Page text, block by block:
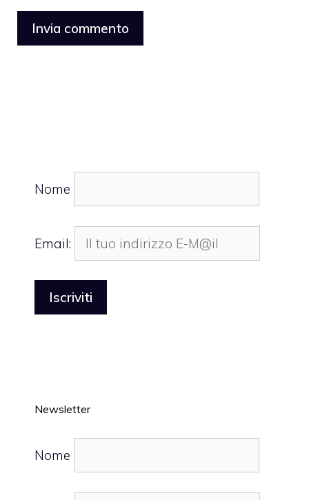
Nome
Email:
Newsletter
Nome